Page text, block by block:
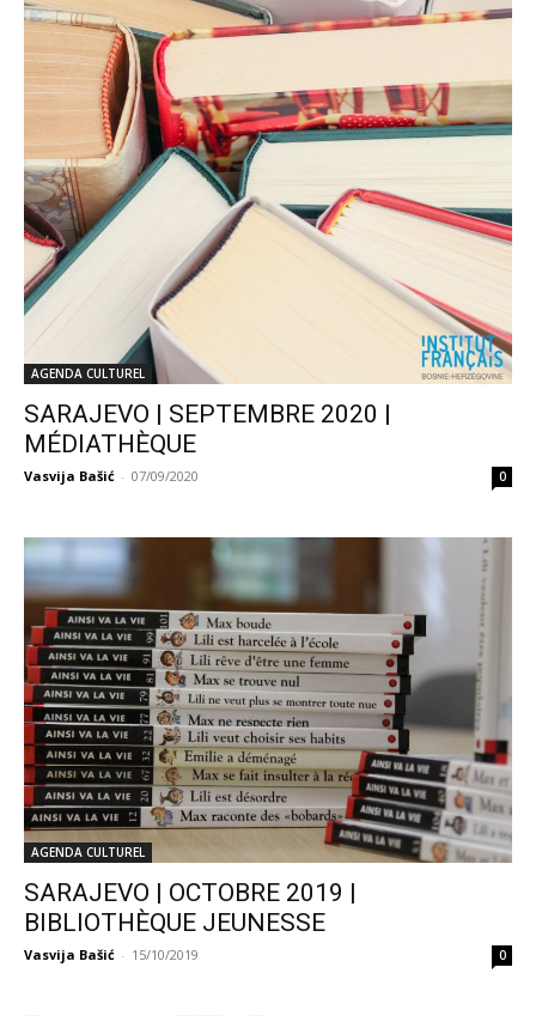
AGENDA CULTUREL
SARAJEVO | SEPTEMBRE 2020 |
MÉDIATHÈQUE
Vasvija Bašić - 07/09/2020 0
AGENDA CULTUREL
SARAJEVO | OCTOBRE 2019 |
BIBLIOTHÈQUE JEUNESSE
Vasvija Bašić - 15/10/2019 0